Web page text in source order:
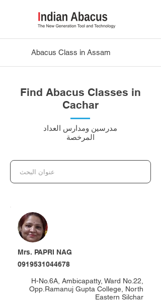
Abacus Class in Assam
Find Abacus Classes in
Cachar
مدرسين ومدارس العداد
المرخصة
Mrs. PAPRI NAG
0919531044678
H-No.6A, Ambicapatty, Ward No.22,
Opp.Ramanuj Gupta College, North
Eastern Silchar